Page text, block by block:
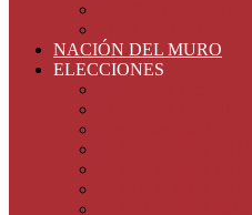
NACIÓN DEL MURO
ELECCIONES